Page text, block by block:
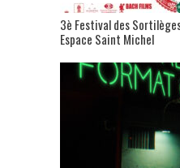
3è Festival des
Espace Saint Michel